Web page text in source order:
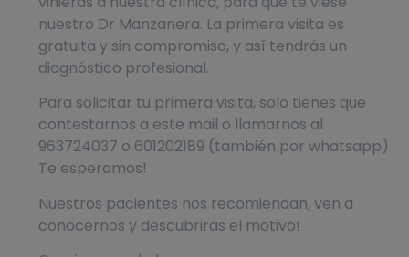
nuestro Dr Manzanera. La primera visita es
gratuita y sin compromiso, y así tendrás un
diagnóstico profesional.
Para solicitar tu primera visita, solo tienes que
contestarnos a este mail o llamarnos al
963724037 o 601202189 (también por whatsapp)
Te esperamos!
Nuestros pacientes nos recomiendan, ven a
conocernos y descubrirás el motivo!